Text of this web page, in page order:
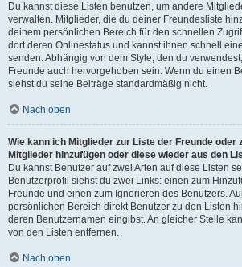
Du kannst diese Listen benutzen, um andere
verwalten. Mitglieder, die du deiner Freundesliste
deinem persönlichen Bereich für den schnellen
dort deren Onlinestatus und kannst ihnen schnell
senden. Abhängig von dem Style, den du
Freunde auch hervorgehoben sein. Wenn du einen
siehst du seine Beiträge standardmäßig nicht.
Nach oben
Wie kann ich Mitglieder zur Liste der Freunde oder
Mitglieder hinzufügen oder diese wieder aus den
Du kannst Benutzer auf zwei Arten auf diese Listen
Benutzerprofil siehst du zwei Links: einen zum
Freunde und einen zum Ignorieren des Benutzers.
persönlichen Bereich direkt Benutzer zu den Listen
deren Benutzernamen eingibst. An gleicher Stelle
von den Listen entfernen.
Nach oben